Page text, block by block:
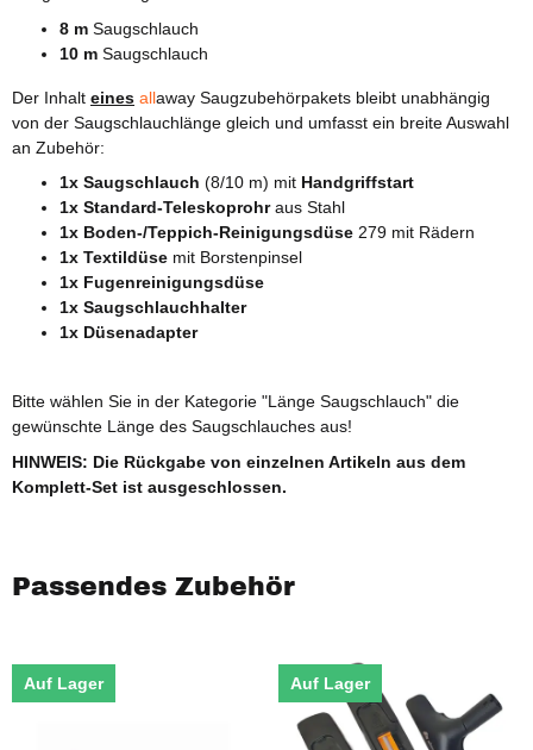
8 m Saugschlauch
10 m Saugschlauch
Der Inhalt eines allaway Saugzubehörpakets bleibt unabhängig
von der Saugschlauchlänge gleich und umfasst ein breite Auswahl
an Zubehör:
1x Saugschlauch (8/10 m) mit Handgriffstart
1x Standard-Teleskoprohraus Stahl
1x Boden-/Teppich-Reinigungsdüse 279 mit Rädern
1x Textildüse mit Borstenpinsel
1x Fugenreinigungsdüse
1x Saugschlauchhalter
1x Düsenadapter
Bitte wählen Sie in der Kategorie "Länge Saugschlauch" die
gewünschte Länge des Saugschlauches aus!
HINWEIS: Die Rückgabe von einzelnen Artikeln aus dem
Komplett-Set ist ausgeschlossen.
Passendes Zubehör
Auf Lager Auf Lager